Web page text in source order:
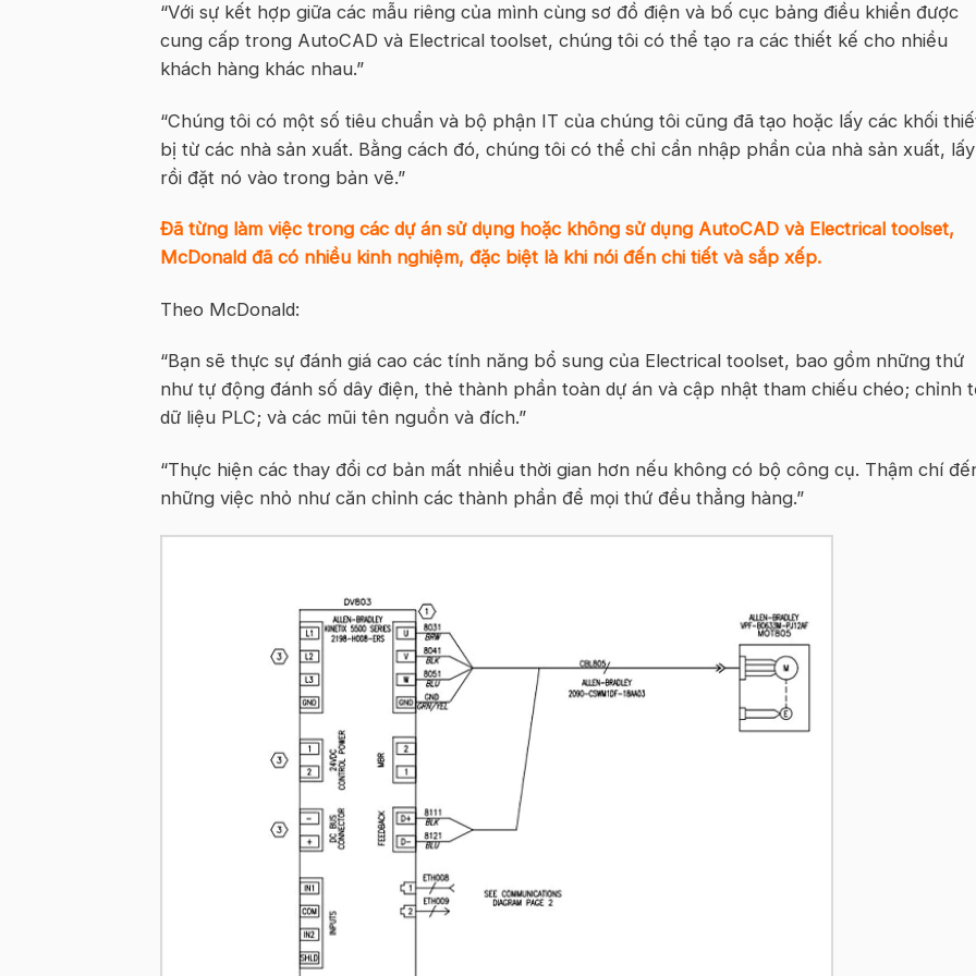
“Với sự kết hợp giữa các mẫu riêng của mình cùng sơ đồ điện và bố cục bảng điều khiển được
cung cấp trong AutoCAD và Electrical toolset, chúng tôi có thể tạo ra các thiết kế cho nhiều
khách hàng khác nhau.”
“Chúng tôi có một số tiêu chuẩn và bộ phận IT của chúng tôi cũng đã tạo hoặc lấy các khối
bị từ các nhà sản xuất. Bằng cách đó, chúng tôi có thể chỉ cần nhập phần của nhà sản xuất, lấy
rồi đặt nó vào trong bản vẽ.”
Đã từng làm việc trong các dự án sử dụng hoặc không sử dụng AutoCAD và Electrical toolset,
McDonald đã có nhiều kinh nghiệm, đặc biệt là khi nói đến chi tiết và sắp xếp.
Theo McDonald:
“Bạn sẽ thực sự đánh giá cao các tính năng bổ sung của Electrical toolset, bao gồm những thứ
như tự động đánh số dây điện, thẻ thành phần toàn dự án và cập nhật tham chiếu chéo; chỉnh
dữ liệu PLC; và các mũi tên nguồn và đích.”
“Thực hiện các thay đổi cơ bản mất nhiều thời gian hơn nếu không có bộ công cụ. Thậm chí
những việc nhỏ như căn chỉnh các thành phần để mọi thứ đều thẳng hàng.”